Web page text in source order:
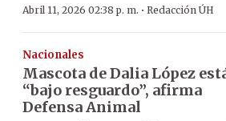
Abril 11, 2026 02:38 p. m. · Redacción ÚH
Nacionales
Mascota de Dalia López
“bajo resguardo”, afirma
Defensa Animal